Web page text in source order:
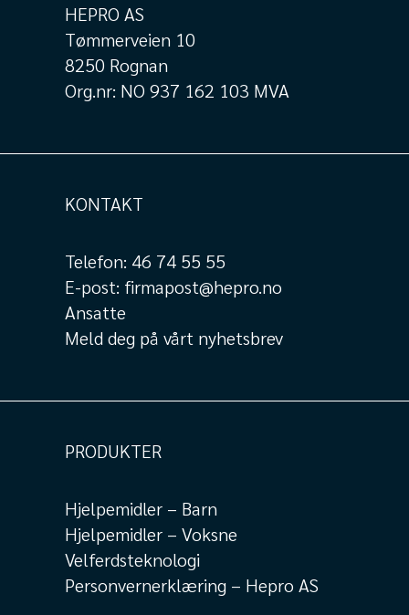
HEPRO AS
Tømmerveien 10
8250 Rognan
Org.nr: NO 937 162 103 MVA
KONTAKT
Telefon: 46 74 55 55
E-post: firmapost@hepro.no
Ansatte
Meld deg på vårt nyhetsbrev
PRODUKTER
Hjelpemidler – Barn
Hjelpemidler – Voksne
Velferdsteknologi
Personvernerklæring – Hepro AS